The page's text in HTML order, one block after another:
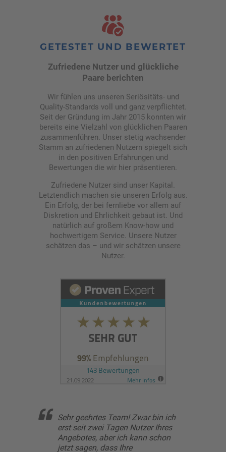
Frau an Dir interessiert ist,
- Dir mitzuteilen, dass sich
ungelesene Nachrichten in
Deinem Postfach befinden,
neuesten Damen-Inseraten
zuzusenden.
Möchtest Du die automatisierten
Benachrichtigungen oder den
Newsletter von fernliebe.eu nicht
erhalten, besteht die Option,
beides zu deaktivieren.
Zudem ist es möglich,
Nachrichten von Damen, die Dir
nicht zusagen, dauerhaft zu
blockieren.
sowie die angegebenen Daten
zur Person auf Wahrheitsgehalt.
GETESTET UND BEWERTET
Zufriedene Nutzer und glückliche
Paare berichten
Wir fühlen uns unseren Seriösitäts- und
Quality-Standards voll und ganz verpflichtet.
Seit der Gründung im Jahr 2015 konnten wir
bereits eine Vielzahl von glücklichen Paaren
zusammenführen. Unser stetig wachsender
Stamm an zufriedenen Nutzern spiegelt sich
in den positiven Erfahrungen und
Bewertungen die wir hier präsentieren.
Zufriedene Nutzer sind unser Kapital.
Letztendlich machen sie unseren Erfolg aus.
Ein Erfolg, der bei fernliebe vor allem auf
Diskretion und Ehrlichkeit gebaut ist. Und
natürlich auf großem Know-how und
hochwertigem Service. Unsere Nutzer
schätzen das – und wir schätzen unsere
Nutzer.
...vielen Dank und ich muß
wirklich sagen, dass eure Seite
sehr seriös und gut gemacht ist.
Vor allen Dingen das es keine